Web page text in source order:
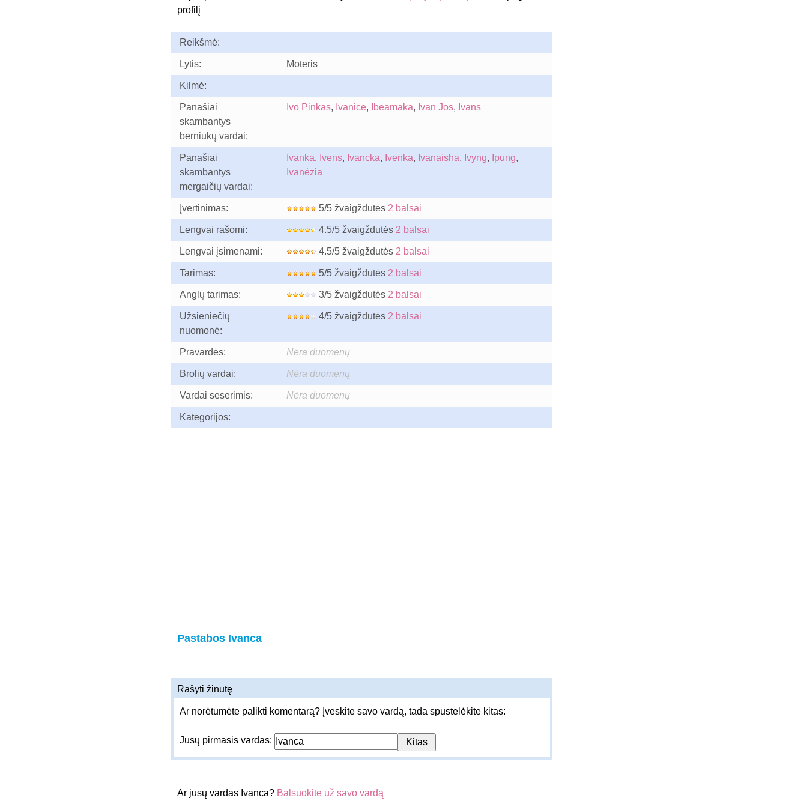
profilį
Reikšmė:
Lytis: Moteris
Kilmė:
Panašiai
skambantys
berniukų vardai:
Ivo Pinkas, Ivanice, Ibeamaka, Ivan Jos, Ivans
Panašiai
skambantys
mergaičių vardai:
Ivanka, Ivens, Ivancka, Ivenka, Ivanaisha, Ivyng, Ipung,
Ivanézia
Įvertinimas: 5/5 žvaigždutės 2 balsai
Lengvai rašomi: 4.5/5 žvaigždutės 2 balsai
Lengvai įsimenami: 4.5/5 žvaigždutės 2 balsai
Tarimas: 5/5 žvaigždutės 2 balsai
Anglų tarimas: 3/5 žvaigždutės 2 balsai
Užsieniečių
nuomonė:
4/5 žvaigždutės 2 balsai
Pravardės: Nėra duomenų
Brolių vardai: Nėra duomenų
Vardai seserimis: Nėra duomenų
Kategorijos:
Pastabos Ivanca
Rašyti žinutę
Ar norėtumėte palikti komentarą? Įveskite savo vardą, tada spustelėkite kitas:
Jūsų pirmasis vardas:
Ar jūsų vardas Ivanca? Balsuokite už savo vardą